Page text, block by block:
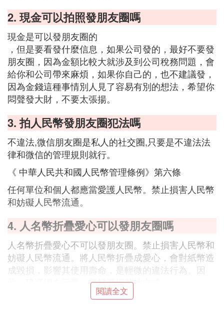
2. 現金可以拍照發朋友圈嗎
現金是可以發朋友圈的
，但是要看發什麼信息，如果公司發的，最好不要發
朋友圈，因為金額比較大就涉及到公司稅務問題，會
給你和公司帶來麻煩，如果你自己的，也不建議發，
因為金錢這種事情別人見了容易有別的想法，希望你
悶聲發大財，不要太張揚。
3. 拍人民幣發朋友圈犯法嗎
不違法,微信朋友圈是私人的社交圈,只要是不違法法
律和微信的管理規則就行。
《 中華人民共和國人民幣管理條例》第六條
任何單位和個人都應當愛護人民幣。禁止損害人民幣
和妨礙人民幣流通。
4. 人名幣折疊愛心可以發朋友圈嗎
人名幣折疊愛心不可以發朋友圈。禁止損害人民幣和
妨礙人民幣流通。將人民幣折疊成愛心，會對紙幣造
成毀損，影響其使用壽命，是輕微的違法行為。因
此，建議網友示愛，最好選擇其他方式。
閱讀全文